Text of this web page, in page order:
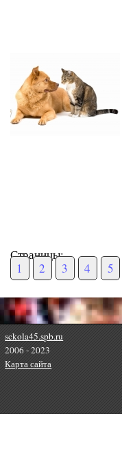
Страницы:
1
2 3 4 5
sckola45.spb.ru
2006 - 2023
Карта сайта